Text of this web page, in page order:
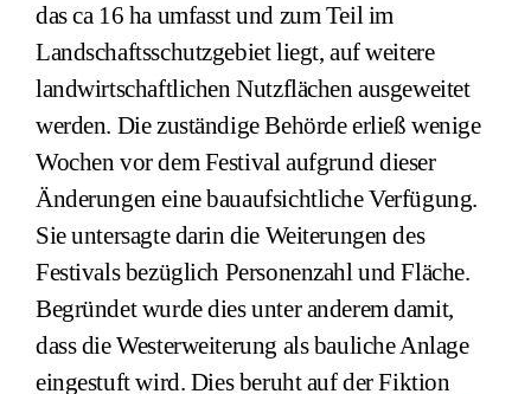
das ca 16 ha umfasst und zum Teil im
Landschaftsschutzgebiet liegt, auf weitere
landwirtschaftlichen Nutzflächen ausgeweitet
werden. Die zuständige Behörde erließ wenige
Wochen vor dem Festival aufgrund dieser
Änderungen eine bauaufsichtliche Verfügung.
Sie untersagte darin die Weiterungen des
Festivals bezüglich Personenzahl und Fläche.
Begründet wurde dies unter anderem damit,
dass die Westerweiterung als bauliche Anlage
eingestuft wird. Dies beruht auf der Fiktion